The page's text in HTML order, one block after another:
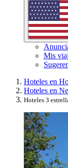
Mis
Hoteles en
Hoteles en
Hoteles 3